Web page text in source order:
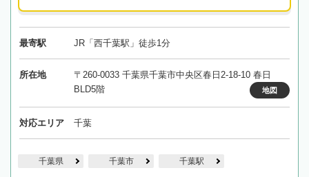
最寄駅 JR「西千葉駅」徒歩1分
所在地
〒260-0033 千葉県千葉市中央区春日2-18-10 春日
BLD5階
地図
対応エリア 千葉
千葉県 千葉市 千葉駅